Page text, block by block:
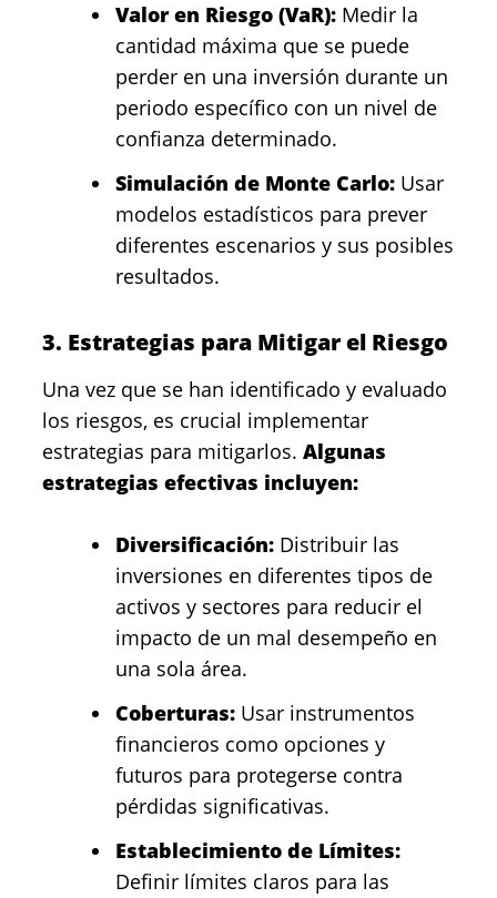
Valor en Riesgo (VaR): Medir la
cantidad máxima que se puede
perder en una inversión durante un
periodo específico con un nivel de
confianza determinado.
Simulación de Monte Carlo: Usar
modelos estadísticos para prever
diferentes escenarios y sus posibles
resultados.
3. Estrategias para Mitigar el Riesgo
Una vez que se han identificado y evaluado
los riesgos, es crucial implementar
estrategias para mitigarlos. Algunas
estrategias efectivas incluyen:
Diversificación: Distribuir las
inversiones en diferentes tipos de
activos y sectores para reducir el
impacto de un mal desempeño en
una sola área.
Coberturas: Usar instrumentos
financieros como opciones y
futuros para protegerse contra
pérdidas significativas.
Establecimiento de Límites:
Definir límites claros para las